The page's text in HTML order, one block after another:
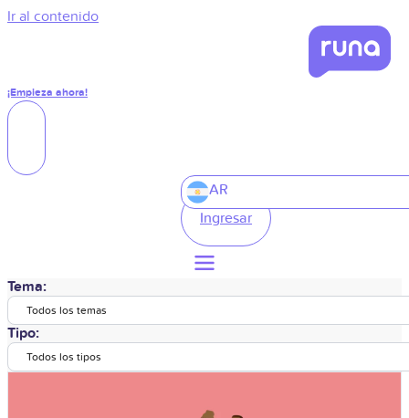
Ir al contenido
¡Empieza ahora!
AR
Ingresar
Tema:
Todos los temas
Tipo:
Todos los tipos